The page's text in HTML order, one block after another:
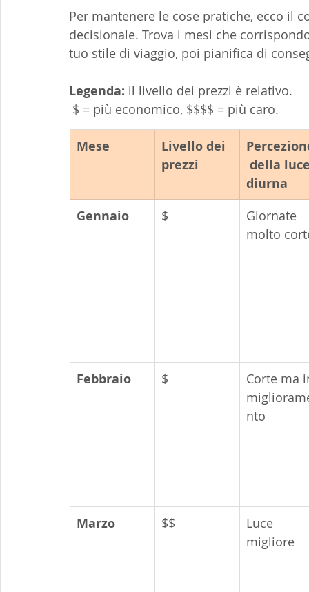
Per mantenere le cose pratiche, ecco il
decisionale. Trova i mesi che
tuo stile di viaggio, poi pianifica di
Legenda: il livello dei prezzi è relativo.
$ = più economico, $$$$ = più caro.
Mese
Livello dei
prezzi
della
diurna
Gennaio
$
Giornate
molto
Febbraio $
Corte ma
nto
Marzo $$
Luce
migliore